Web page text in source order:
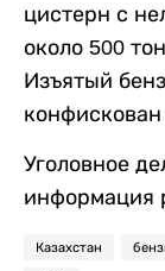
цистерн с
около 500
Изъятый
конфискован
Уголовное
информация
Казахстан